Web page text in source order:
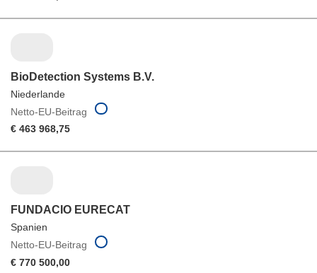
BioDetection Systems B.V.
Niederlande
Netto-EU-Beitrag
€ 463 968,75
FUNDACIO EURECAT
Spanien
Netto-EU-Beitrag
€ 770 500,00